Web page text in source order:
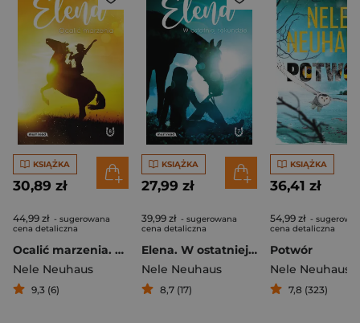
KSIĄŻKA
30,89 zł
44,99 zł - sugerowana
cena detaliczna
Ocalić marzenia. Elena. Tom 8
Nele Neuhaus
9,3 (6)
KSIĄŻKA
27,99 zł
39,99 zł - sugerowana
cena detaliczna
Elena. W ostatniej sekundzie
Nele Neuhaus
8,7 (17)
KSIĄŻKA
36,41 zł
54,99 zł -
cena detaliczna
Potwór
Nele Neuhaus
7,8 (323)